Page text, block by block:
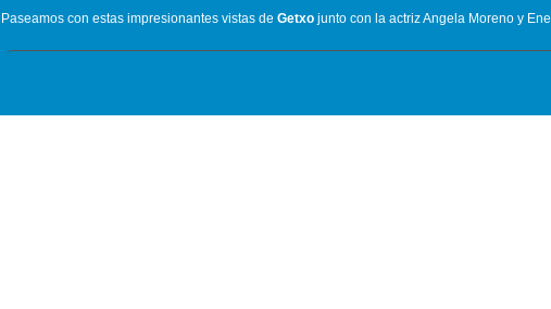
Paseamos con estas impresionantes vistas de Getxo junto con la actriz Angela Moreno y